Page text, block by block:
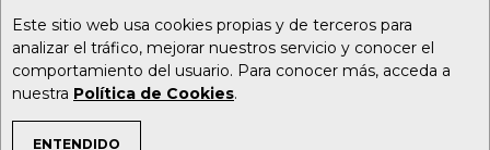
Este sitio web usa cookies propias y de terceros para
analizar el tráfico, mejorar nuestros servicio y conocer el
comportamiento del usuario. Para conocer más, acceda a
nuestra Política de Cookies.
ENTENDIDO